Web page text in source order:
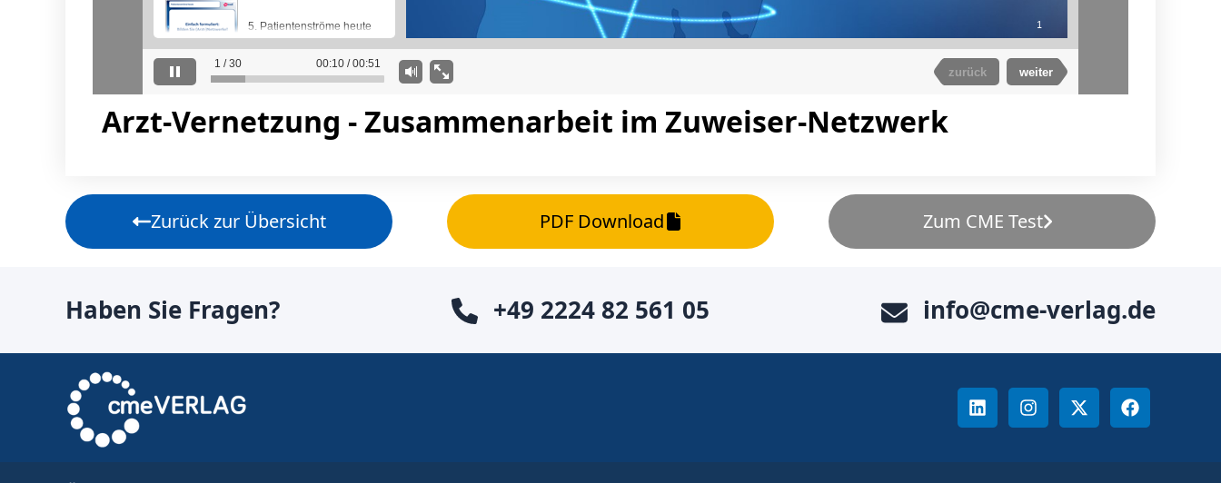
Arzt-Vernetzung - Zusammenarbeit im Zuweiser-Netzwerk
Zum CME Test
PDF Download
Zurück zur Übersicht
Haben Sie Fragen? +49 2224 82 561 05 info@cme-verlag.de